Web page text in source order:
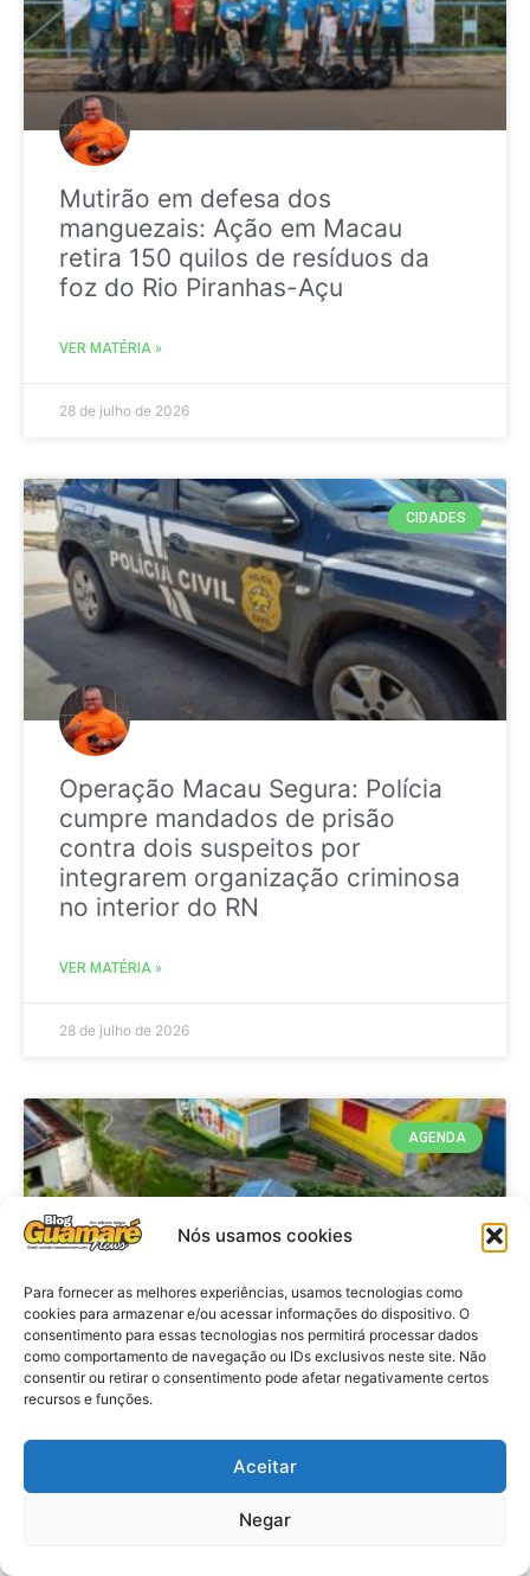
Nós usamos cookies
Para fornecer as melhores experiências, usamos tecnologias como
cookies para armazenar e/ou acessar informações do dispositivo. O
consentimento para essas tecnologias nos permitirá processar dados
como comportamento de navegação ou IDs exclusivos neste site. Não
consentir ou retirar o consentimento pode afetar negativamente certos
recursos e funções.
Aceitar
Negar
Mutirão em defesa dos
manguezais: Ação em Macau
retira 150 quilos de resíduos da
foz do Rio Piranhas-Açu
VER MATÉRIA »
28 de julho de 2026
CIDADES
Operação Macau Segura: Polícia
cumpre mandados de prisão
contra dois suspeitos por
integrarem organização criminosa
no interior do RN
VER MATÉRIA »
28 de julho de 2026
AGENDA
Agenda: 10ª Mostra Pedagógica
da Casa Durval Paiva acontecerá
nesta quarta-feira (29)